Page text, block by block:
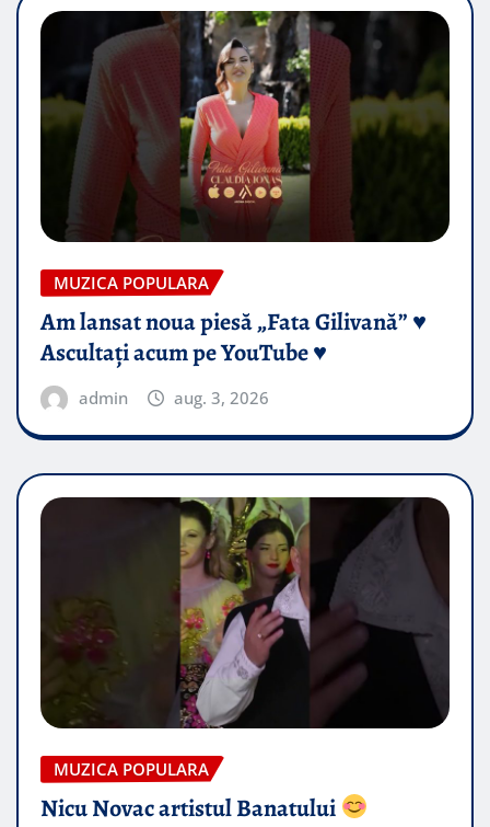
MUZICA POPULARA
Am lansat noua piesă „Fata Gilivană” ♥️
Ascultați acum pe YouTube ♥️
admin aug. 3, 2026
MUZICA POPULARA
Nicu Novac artistul Banatului